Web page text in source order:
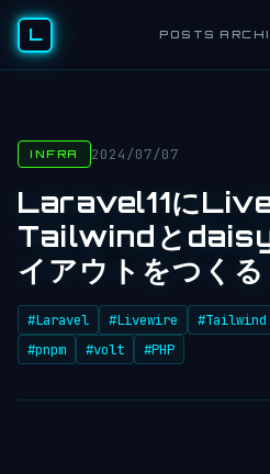
L POSTS
INFRA 2024/07/07
Laravel11に
Tailwindと
イアウトをつくる
#Laravel #Livewire #Tailwind
#pnpm
#volt #PHP